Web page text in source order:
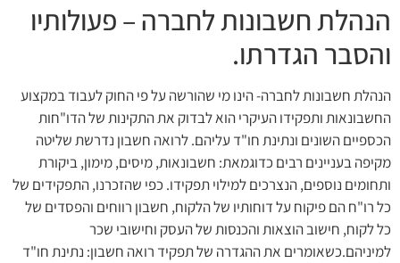
הנהלת חשבונות לחברה – פעולותיו
והסבר הגדרתו.
הנהלת חשבונות לחברה- הינו מי שהורשה על פי החוק לעבוד במקצוע
החשבונאות ותפקידו העיקרי הוא לבדוק את התקינות של הדו"חות
הכספיים השונים ונתינת חו"ד עליהם. לרואה חשבון נדרשת שליטה
מקיפה בעניינים רבים כדוגמאת: חשבונאות, מיסים, מימון, ביקורת
ותחומים נוספים, הנצרכים למילוי תפקידו. כפי שהזכרנו, התפקידים של
כל רו"ח הם פיקוח על דוחותיו של הלקוח, חשבון רווחים והפסדים של
כל לקוח, חישוב הוצאות והכנסות של העסק וחישובי שכר
למיניהם.כשאומרים את ההגדרה של תפקיד רואה חשבון: נתינת חו"ד